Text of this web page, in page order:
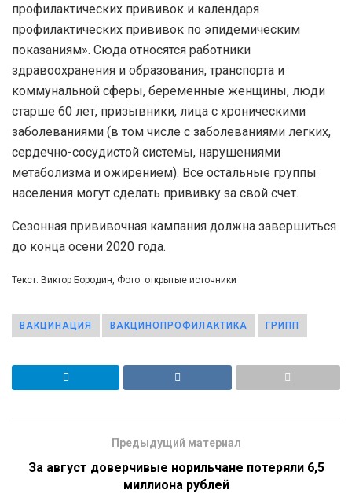
профилактических прививок и календаря
профилактических прививок по эпидемическим
показаниям». Сюда относятся работники
здравоохранения и образования, транспорта и
коммунальной сферы, беременные женщины, люди
старше 60 лет, призывники, лица с хроническими
заболеваниями (в том числе с заболеваниями легких,
сердечно-сосудистой системы, нарушениями
метаболизма и ожирением). Все остальные группы
населения могут сделать прививку за свой счет.
Сезонная прививочная кампания должна завершиться
до конца осени 2020 года.
Текст: Виктор Бородин, Фото: открытые источники
ВАКЦИНАЦИЯ ВАКЦИНОПРОФИЛАКТИКА ГРИПП
Предыдущий материал
За август доверчивые норильчане потеряли 6,5
миллиона рублей